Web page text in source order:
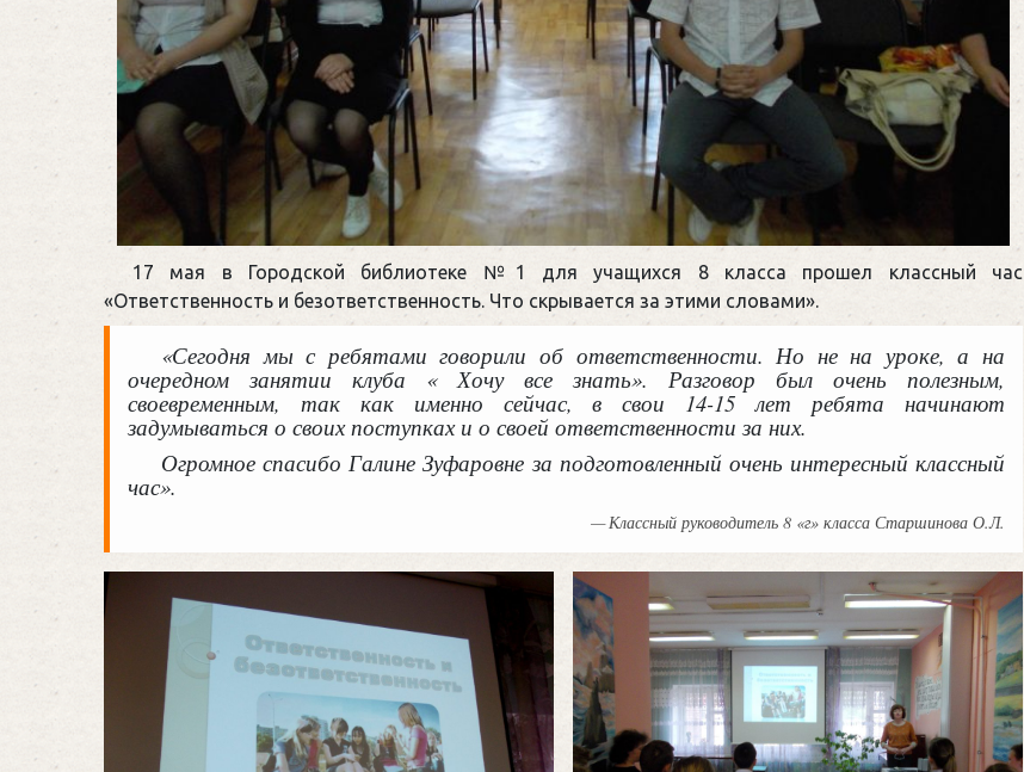
17 мая в Городской библиотеке №1 для учащихся 8 класса прошел классный час
«Ответственность и безответственность. Что скрывается за этими словами».
«Сегодня мы с ребятами говорили об ответственности. Но не на уроке, а на
очередном занятии клуба « Хочу все знать». Разговор был очень полезным,
своевременным, так как именно сейчас, в свои 14-15 лет ребята начинают
задумываться о своих поступках и о своей ответственности за них.
Огромное спасибо Галине Зуфаровне за подготовленный очень интересный классный
час».
Классный руководитель 8 «г» класса Старшинова О.Л.